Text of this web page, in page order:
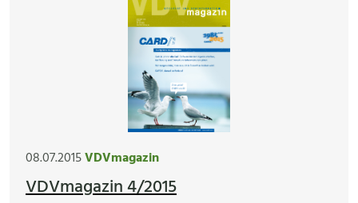
08.07.2015VDVmagazin
VDVmagazin 4/2015